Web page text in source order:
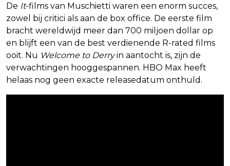
De It-films van Muschietti waren een enorm succes,
zowel bij critici als aan de box office. De eerste film
bracht wereldwijd meer dan 700 miljoen dollar op
en blijft een van de best verdienende R-rated films
ooit. Nu Welcome to Derryin aantocht is, zijn de
verwachtingen hooggespannen. HBO Max heeft
helaas nog geen exacte releasedatum onthuld.